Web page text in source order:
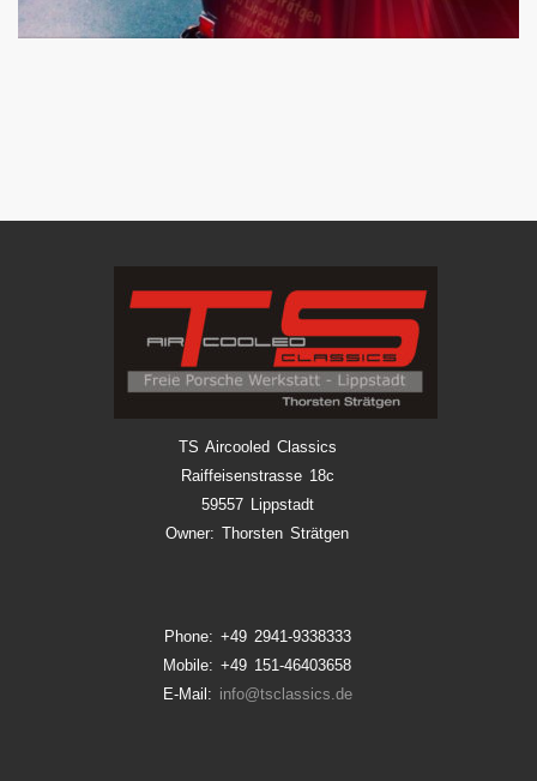
TS Aircooled Classics
Raiffeisenstrasse 18c
59557 Lippstadt
Owner: Thorsten Strätgen
Phone: +49 2941-9338333
Mobile: +49 151-46403658
E-Mail: info@tsclassics.de